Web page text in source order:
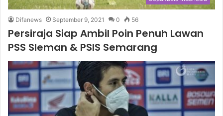
Difanews September 9, 2021 0 56
Persiraja Siap Ambil Poin Penuh Lawan
PSS Sleman & PSIS Semarang